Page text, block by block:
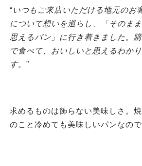
“いつもご来店いただける地元のお
について想いを巡らし、「そのま
思えるパン」に行き着きました。
で食べて、おいしいと思えるわか
す。 ”
求めるものは飾らない美味しさ。
のこと冷めても美味しいパンなので